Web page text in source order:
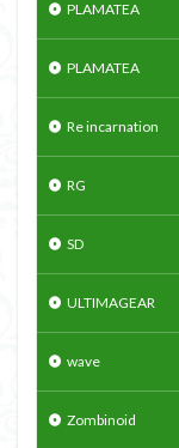
PLAMATEA
PLAMATEA
Re incarnation
RG
SD
ULTIMAGEAR
wave
Zombinoid